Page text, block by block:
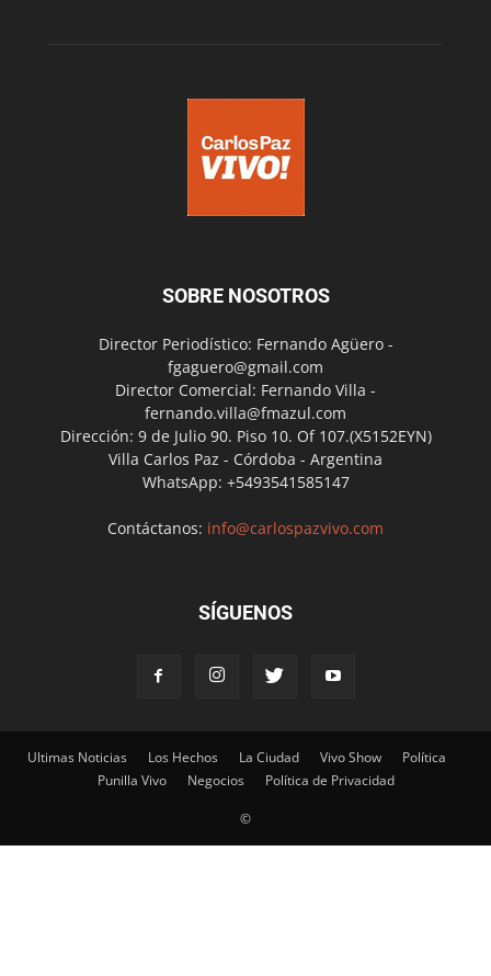
SOBRE NOSOTROS
Director Periodístico: Fernando Agüero -
fgaguero@gmail.com
Director Comercial: Fernando Villa -
fernando.villa@fmazul.com
Dirección: 9 de Julio 90. Piso 10. Of 107.(X5152EYN)
Villa Carlos Paz - Córdoba - Argentina
WhatsApp: +5493541585147
Contáctanos: info@carlospazvivo.com
SÍGUENOS
Ultimas Noticias Los Hechos La Ciudad Vivo Show
Política
Punilla Vivo
Negocios Política de Privacidad
©